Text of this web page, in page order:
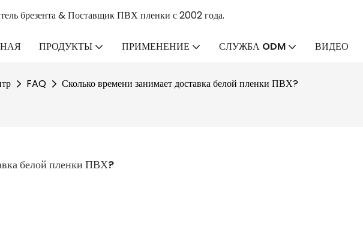
брезента & Поставщик ПВХ пленки с 2002 года.
ПРОДУКТЫ ПРИМЕНЕНИЕ СЛУЖБА ODM ВИДЕО
FAQ Сколько времени занимает доставка белой пленки ПВХ?
белой пленки ПВХ?